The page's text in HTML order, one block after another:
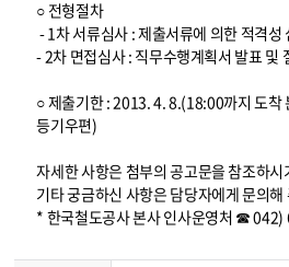
○ 전형절차
- 1차 서류심사 : 제출서류에 의한 적격성
- 2차 면접심사 : 직무수행계획서 발표 및
○ 제출기한 : 2013. 4. 8.(18:00까지 도착
등기우편)
자세한 사항은 첨부의 공고문을 참조하시
기타 궁금하신 사항은 담당자에게 문의
* 한국철도공사 본사 인사운영처 ☎